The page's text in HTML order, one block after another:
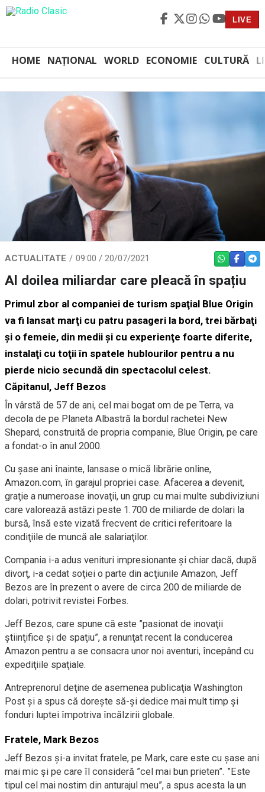
LIVE
HOME NAȚIONAL WORLD ECONOMIE CULTURĂ
ACTUALITATE 09:00 / 20/07/2021 WHATSAPP
Al doilea miliardar care pleacă în spațiu
Primul zbor al companiei de turism spaţial Blue Origin
va fi lansat marţi cu patru pasageri la bord, trei bărbaţi
şi o femeie, din medii şi cu experienţe foarte diferite,
instalaţi cu toţii în spatele hublourilor pentru a nu
pierde nicio secundă din spectacolul celest.
Căpitanul, Jeff Bezos
În vârstă de 57 de ani, cel mai bogat om de pe Terra, va
decola de pe Planeta Albastră la bordul rachetei New
Shepard, construită de propria companie, Blue Origin, pe care
a fondat-o în anul 2000.
Cu şase ani înainte, lansase o mică librărie online,
Amazon.com, în garajul propriei case. Afacerea a devenit,
graţie a numeroase inovaţii, un grup cu mai multe subdiviziuni
care valorează astăzi peste 1.700 de miliarde de dolari la
bursă, însă este vizată frecvent de critici referitoare la
condiţiile de muncă ale salariaţilor.
Compania i-a adus venituri impresionante şi chiar dacă, după
divorţ, i-a cedat soţiei o parte din acţiunile Amazon, Jeff
Bezos are în prezent o avere de circa 200 de miliarde de
dolari, potrivit revistei Forbes.
Jeff Bezos, care spune că este ”pasionat de inovaţii
ştiinţifice şi de spaţiu”, a renunţat recent la conducerea
Amazon pentru a se consacra unor noi aventuri, începând cu
expediţiile spaţiale.
Antreprenorul deţine de asemenea publicaţia Washington
Post şi a spus că doreşte să-şi dedice mai mult timp şi
fonduri luptei împotriva încălzirii globale.
Fratele, Mark Bezos
Jeff Bezos şi-a invitat fratele, pe Mark, care este cu şase ani
mai mic şi pe care îl consideră ”cel mai bun prieten”. ”Este
tipul cel mai nostim din anturajul meu”, a spus acesta la un